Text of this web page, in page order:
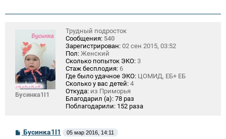
Бусинка1I1
Трудный подросток
Сообщения: 540
Зарегистрирован: 02 сен 2015, 03:52
Пол: Женский
Сколько попыток ЭКО: 3
Стаж бесплодия: 6
Где было удачное ЭКО: ЦОМИД, ЕБ+ ЕБ
Сколько у вас детей: 4
Откуда: из Приморья
Благодарил (а): 78 раз
Поблагодарили: 152 раза
СБусинка1I1 05 мар 2016, 14:11